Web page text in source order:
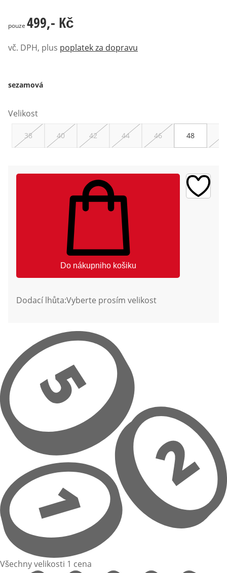
499,- Kč
pouze 499,- Kč
vč. DPH, plus poplatek za dopravu
sezamová
Velikost
38 40 42 44 46 48
Do nákupniho košiku
Dodací lhůta:Vyberte prosím velikost
Všechny velikosti 1 cena